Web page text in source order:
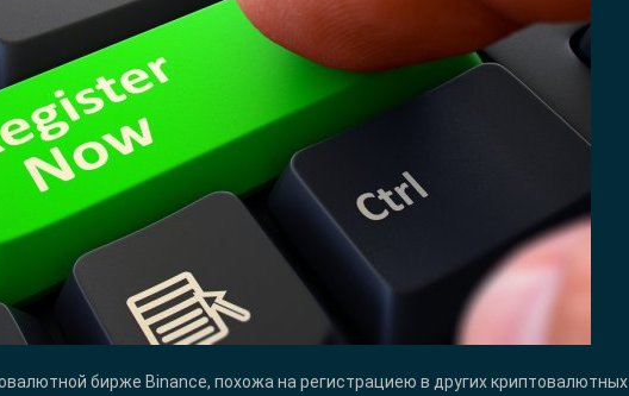
бирже Binance, похожа на регистрациею в других криптовалютных